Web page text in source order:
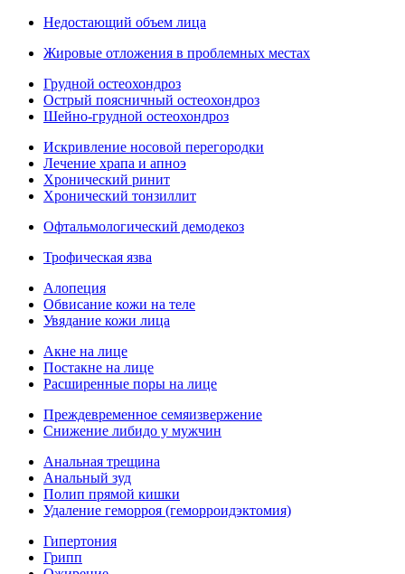
Недостающий объем лица
Жировые отложения в проблемных местах
Грудной остеохондроз
Острый поясничный остеохондроз
Шейно-грудной остеохондроз
Искривление носовой перегородки
Лечение храпа и апноэ
Хронический ринит
Хронический тонзиллит
Офтальмологический демодекоз
Трофическая язва
Алопеция
Обвисание кожи на теле
Увядание кожи лица
Акне на лице
Постакне на лице
Расширенные поры на лице
Преждевременное семяизвержение
Снижение либидо у мужчин
Анальная трещина
Анальный зуд
Полип прямой кишки
Удаление геморроя (геморроидэктомия)
Гипертония
Грипп